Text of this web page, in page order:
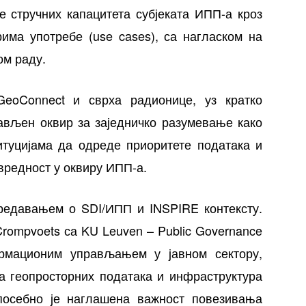
капацитета субјеката ИПП-а кроз
употребе (use cases), са нагласком на
раду.
и сврха радионице, уз кратко
оквир за заједничко разумевање како
да одреде приоритете података и
у оквиру ИПП-а.
о SDI/ИПП и INSPIRE контексту.
са KU Leuven – Public Governance
управљањем у јавном сектору,
података и инфраструктура
је наглашена важност повезивања